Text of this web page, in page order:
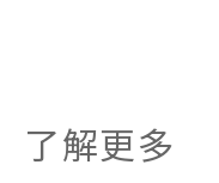
了解更多